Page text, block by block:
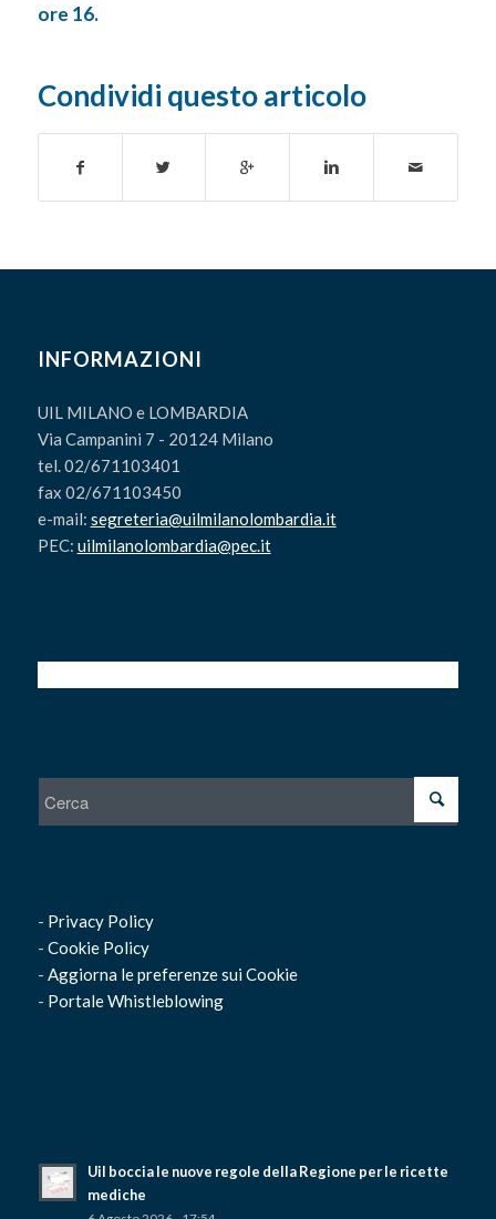
ore 16.
Condividi questo articolo
INFORMAZIONI
UIL MILANO e LOMBARDIA
Via Campanini 7 - 20124 Milano
tel. 02/671103401
fax 02/671103450
e-mail: segreteria@uilmilanolombardia.it
PEC: uilmilanolombardia@pec.it
- Privacy Policy
- Cookie Policy
- Aggiorna le preferenze sui Cookie
- Portale Whistleblowing
Uil boccia le nuove regole della Regione per le ricette
mediche